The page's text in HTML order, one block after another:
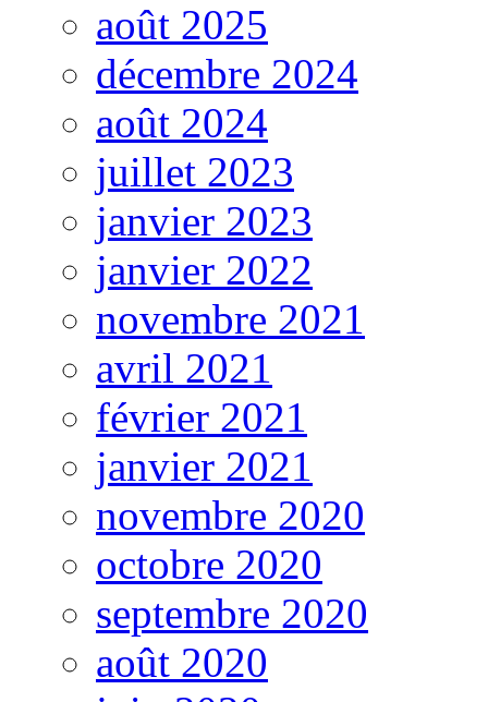
août 2025
décembre 2024
août 2024
juillet 2023
janvier 2023
janvier 2022
novembre 2021
avril 2021
février 2021
janvier 2021
novembre 2020
octobre 2020
septembre 2020
août 2020